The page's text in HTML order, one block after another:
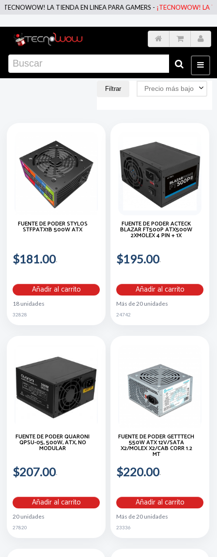
TIENDA EN LINEA PARA GAMERS -¡TECNOWOW! LA TIENDA EN LINEA
Filtrar Precio más bajo
FUENTE DE PODER STYLOS
STFPATX1B 500W ATX
$181.00
Añadir al carrito
18 unidades
32828
FUENTE DE PODER ACTECK
BLAZAR FT500P ATX500W
2XMOLEX 4 PIN + 1X
$195.00
Añadir al carrito
Más de 20 unidades
24742
FUENTE DE PODER QUARONI
QPSU-05, 500W, ATX, NO
MODULAR
$207.00
Añadir al carrito
20 unidades
27820
FUENTE DE PODER GETTTECH
550W ATX 12V/SATA
X2/MOLEX X2/CAB CORR 1.2
MT
$220.00
Añadir al carrito
Más de 20 unidades
23336